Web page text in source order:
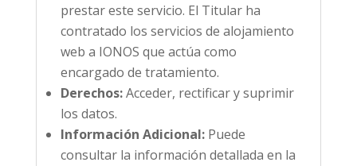
prestar este servicio. El Titular ha
contratado los servicios de alojamiento
web a IONOS que actúa como
encargado de tratamiento.
Derechos:Acceder, rectificar y suprimir
los datos.
Información Adicional:Puede
consultar la información detallada en la